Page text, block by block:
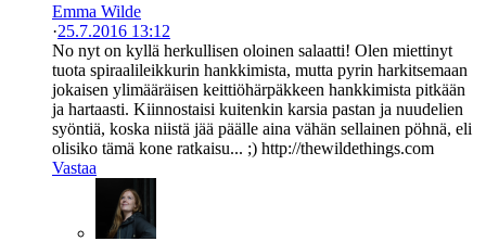
Emma Wilde
·25.7.2016 13:12
No nyt on kyllä herkullisen oloinen salaatti! Olen miettinyt
tuota spiraalileikkurin hankkimista, mutta pyrin harkitsemaan
jokaisen ylimääräisen keittiöhärpäkkeen hankkimista pitkään
ja hartaasti. Kiinnostaisi kuitenkin karsia pastan ja nuudelien
syöntiä, koska niistä jää päälle aina vähän sellainen pöhnä, eli
olisiko tämä kone ratkaisu... ;) http://thewildethings.com
Vastaa